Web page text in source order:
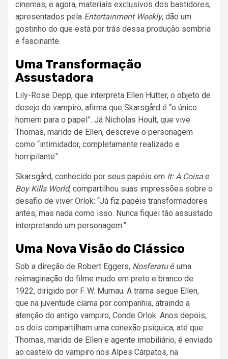
cinemas, e agora, materiais exclusivos dos bastidores,
apresentados pela Entertainment Weekly, dão um
gostinho do que está por trás dessa produção sombria
e fascinante.
Uma Transformação
Assustadora
Lily-Rose Depp, que interpreta Ellen Hutter, o objeto de
desejo do vampiro, afirma que Skarsgård é “o único
homem para o papel”. Já Nicholas Hoult, que vive
Thomas, marido de Ellen, descreve o personagem
como “intimidador, completamente realizado e
horripilante”.
Skarsgård, conhecido por seus papéis em It: A Coisa e
Boy Kills World, compartilhou suas impressões sobre o
desafio de viver Orlok: “Já fiz papéis transformadores
antes, mas nada como isso. Nunca fiquei tão assustado
interpretando um personagem.”
Uma Nova Visão do Clássico
Sob a direção de Robert Eggers, Nosferatué uma
reimaginação do filme mudo em preto e branco de
1922, dirigido por F. W. Murnau. A trama segue Ellen,
que na juventude clama por companhia, atraindo a
atenção do antigo vampiro, Conde Orlok. Anos depois,
os dois compartilham uma conexão psíquica, até que
Thomas, marido de Ellen e agente imobiliário, é enviado
ao castelo do vampiro nos Alpes Cárpatos, na